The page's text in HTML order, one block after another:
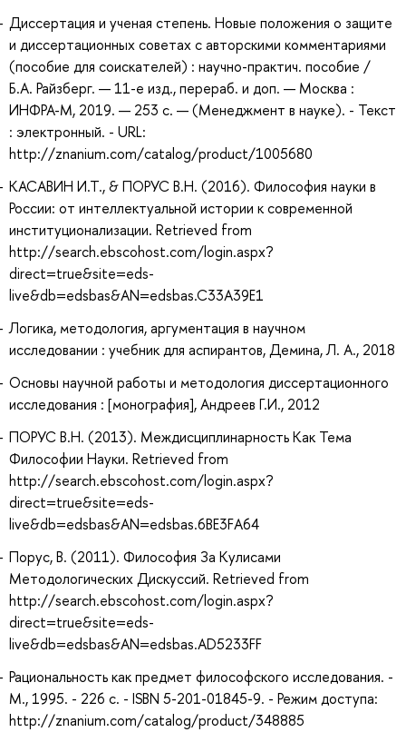
Диссертация и ученая степень. Новые положения о защите
и диссертационных советах с авторскими комментариями
(пособие для соискателей) : научно-практич. пособие /
Б.А. Райзберг. — 11-е изд., перераб. и доп. — Москва :
ИНФРА-М, 2019. — 253 с. — (Менеджмент в науке). - Текст
: электронный. - URL:
http://znanium.com/catalog/product/1005680
КАСАВИН И.Т., & ПОРУС В.Н. (2016). Философия науки в
России: от интеллектуальной истории к современной
институционализации. Retrieved from
http://search.ebscohost.com/login.aspx?
direct=true&site=eds-
live&db=edsbas&AN=edsbas.C33A39E1
Логика, методология, аргументация в научном
исследовании : учебник для аспирантов, Демина, Л. А., 2018
Основы научной работы и методология диссертационного
исследования : [монография], Андреев Г.И., 2012
ПОРУС В.Н. (2013). Междисциплинарность Как Тема
Философии Науки. Retrieved from
http://search.ebscohost.com/login.aspx?
direct=true&site=eds-
live&db=edsbas&AN=edsbas.6BE3FA64
Порус, В. (2011). Философия За Кулисами
Методологических Дискуссий. Retrieved from
http://search.ebscohost.com/login.aspx?
direct=true&site=eds-
live&db=edsbas&AN=edsbas.AD5233FF
Рациональность как предмет философского исследования. -
М., 1995. - 226 с. - ISBN 5-201-01845-9. - Режим доступа:
http://znanium.com/catalog/product/348885